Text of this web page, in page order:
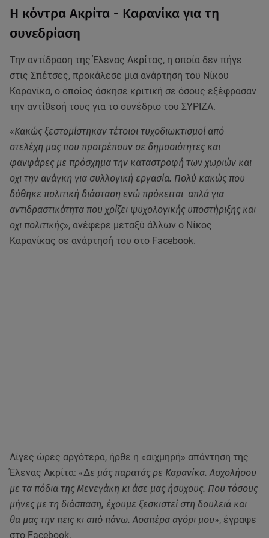
Η κόντρα Ακρίτα - Καρανίκα για τη
συνεδρίαση
Την αντίδραση της Έλενας Ακρίτας, η οποία δεν πήγε
στις Σπέτσες, προκάλεσε μια ανάρτηση του Νίκου
Καρανίκα, ο οποίος άσκησε κριτική σε όσους εξέφρασαν
την αντίθεσή τους για το συνέδριο του ΣΥΡΙΖΑ.
«Κακώς ξεστομίστηκαν τέτοιοι τυχοδιωκτισμοί από
στελέχη μας που προτρέπουν σε δημοσιότητες και
φανφάρες με πρόσχημα την καταστροφή των χωριών και
οχι την ανάγκη για συλλογική εργασία. Πολύ κακώς που
δόθηκε πολιτική διάσταση ενώ πρόκειται απλά για
αντιδραστικότητα που χρίζει ψυχολογικής υποστήριξης και
οχι πολιτικής», ανέφερε μεταξύ άλλων ο Νίκος
Καρανίκας σε ανάρτησή του στο Facebook.
Λίγες ώρες αργότερα, ήρθε η «αιχμηρή» απάντηση της
Έλενας Ακρίτα: «Δε μάς παρατάς ρε Καρανίκα. Ασχολήσου
με τα πόδια της Μενεγάκη κι άσε μας ήσυχους. Που τόσους
μήνες με τη διάσπαση, έχουμε ξεσκιστεί στη δουλειά και
θα μας την πεις κι από πάνω. Ασαπέρα αγόρι μου», έγραψε
στο Facebook.